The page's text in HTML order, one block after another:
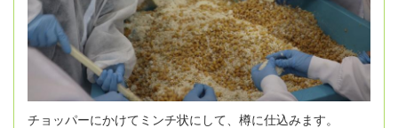
チョッパーにかけてミンチ状にして、樽に仕込みます。